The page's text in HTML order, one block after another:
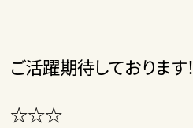
ご活躍期待しております！
☆☆☆